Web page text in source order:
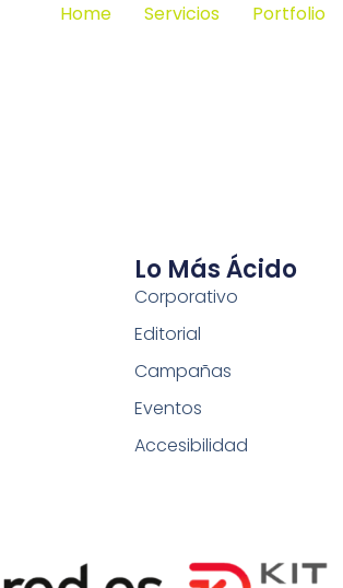
Home Servicios Portfolio
Lo Más Ácido
Corporativo
Editorial
Campañas
Eventos
Accesibilidad